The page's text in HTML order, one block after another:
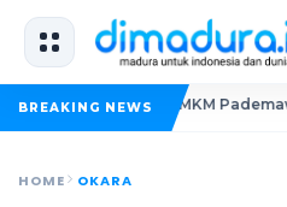
BREAKING NEWS
UMKM Pademawu Barat Naik
HOME OKARA